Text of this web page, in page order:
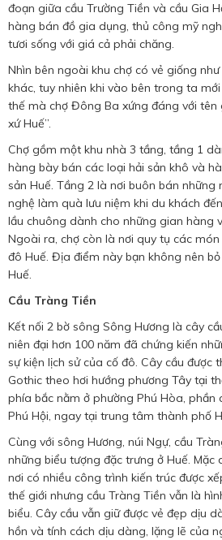
đoạn giữa cầu Trường Tiền và cầu Gia
hàng bán đồ gia dụng, thủ công mỹ
tươi sống với giá cả phải chăng.
Nhìn bên ngoài khu chợ có vẻ giống
khác, tuy nhiên khi vào bên trong ta
thế mà chợ Đông Ba xứng đáng với tên
xứ Huế”.
Chợ gồm một khu nhà 3 tầng, tầng 1
hàng bày bán các loại hải sản khô và
sản Huế. Tầng 2 là nơi buôn bán
nghệ làm quà lưu niệm khi du khách
lầu chuông dành cho những gian hàng
Ngoài ra, chợ còn là nơi quy tụ các
đô Huế. Địa điểm này bạn không nên
Huế.
Cầu Tràng Tiền
Kết nối 2 bờ sông Sông Hương là cây
niên đại hơn 100 năm đã chứng kiến
sự kiện lịch sử của cố đô. Cây cầu được
Gothic theo hơi hướng phương Tây tại
phía bắc nằm ở phường Phú Hòa, phần
Phú Hội, ngay tại trung tâm thành phố
Cùng với sông Hương, núi Ngự, cầu
những biểu tượng đặc trưng ở Huế.
nơi có nhiều công trình kiến ​​trúc được
thế giới nhưng cầu Tràng Tiền vẫn là
biểu. Cây cầu vẫn giữ được vẻ đẹp dịu
hồn và tính cách dịu dàng, lặng lẽ của